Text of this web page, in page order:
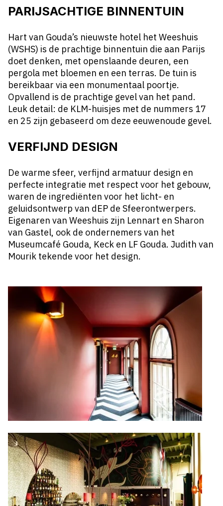
PARIJSACHTIGE BINNENTUIN
Hart van Gouda’s nieuwste hotel het Weeshuis
(WSHS) is de prachtige binnentuin die aan Parijs
doet denken, met openslaande deuren, een
pergola met bloemen en een terras. De tuin is
bereikbaar via een monumentaal poortje.
Opvallend is de prachtige gevel van het pand.
Leuk detail: de KLM-huisjes met de nummers 17
en 25 zijn gebaseerd om deze eeuwenoude gevel.
VERFIJND DESIGN
De warme sfeer, verfijnd armatuur design en
perfecte integratie met respect voor het gebouw,
waren de ingrediënten voor het licht- en
geluidsontwerp van dEP de Sfeerontwerpers.
Eigenaren van Weeshuis zijn Lennart en Sharon
van Gastel, ook de ondernemers van het
Museumcafé Gouda, Keck en LF Gouda. Judith van
Mourik tekende voor het design.